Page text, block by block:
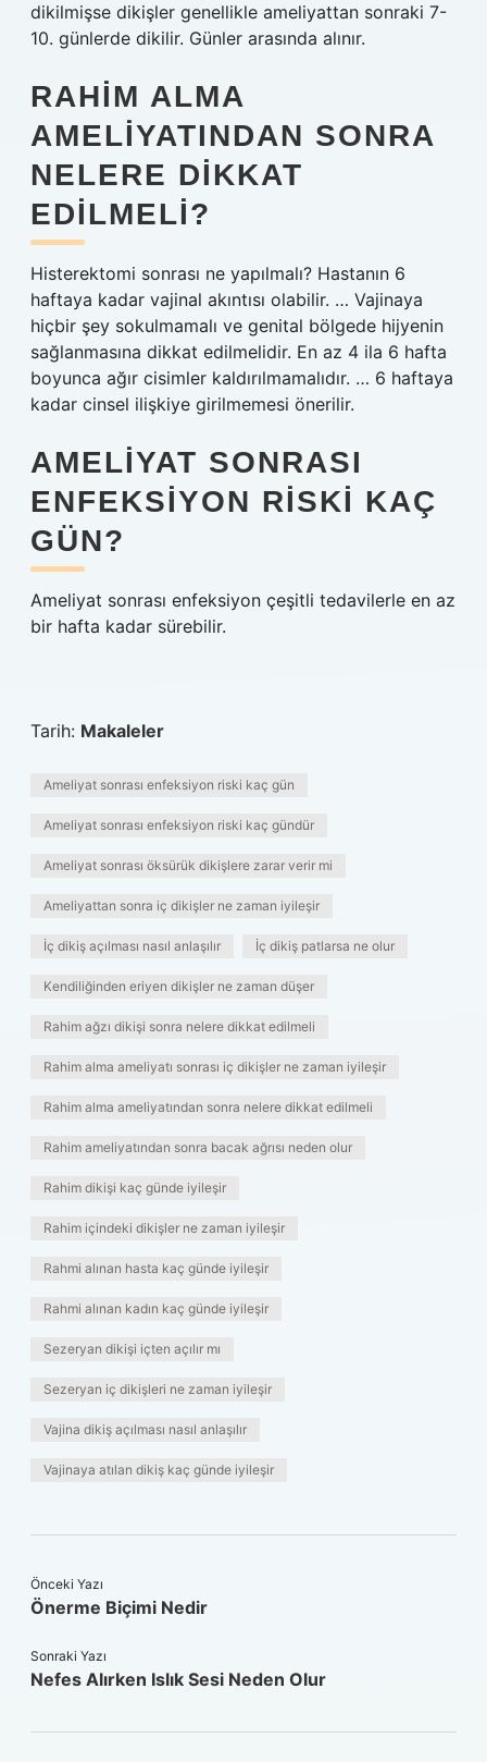
dikilmişse dikişler genellikle ameliyattan sonraki 7-
10. günlerde dikilir. Günler arasında alınır.
RAHIM ALMA
AMELIYATINDAN SONRA
NELERE DIKKAT
EDILMELI?
Histerektomi sonrası ne yapılmalı? Hastanın 6
haftaya kadar vajinal akıntısı olabilir. … Vajinaya
hiçbir şey sokulmamalı ve genital bölgede hijyenin
sağlanmasına dikkat edilmelidir. En az 4 ila 6 hafta
boyunca ağır cisimler kaldırılmamalıdır. … 6 haftaya
kadar cinsel ilişkiye girilmemesi önerilir.
AMELIYAT SONRASI
ENFEKSIYON RISKI KAÇ
GÜN?
Ameliyat sonrası enfeksiyon çeşitli tedavilerle en az
bir hafta kadar sürebilir.
Tarih: Makaleler
Ameliyat sonrası enfeksiyon riski kaç gün
Ameliyat sonrası enfeksiyon riski kaç gündür
Ameliyat sonrası öksürük dikişlere zarar verir mi
Ameliyattan sonra iç dikişler ne zaman iyileşir
İç dikiş açılması nasıl anlaşılır İç dikiş patlarsa ne olur
Kendiliğinden eriyen dikişler ne zaman düşer
Rahim ağzı dikişi sonra nelere dikkat edilmeli
Rahim alma ameliyatı sonrası iç dikişler ne zaman iyileşir
Rahim alma ameliyatından sonra nelere dikkat edilmeli
Rahim ameliyatından sonra bacak ağrısı neden olur
Rahim dikişi kaç günde iyileşir
Rahim içindeki dikişler ne zaman iyileşir
Rahmi alınan hasta kaç günde iyileşir
Rahmi alınan kadın kaç günde iyileşir
Sezeryan dikişi içten açılır mı
Sezeryan iç dikişleri ne zaman iyileşir
Vajina dikiş açılması nasıl anlaşılır
Vajinaya atılan dikiş kaç günde iyileşir
Önceki Yazı
Önerme Biçimi Nedir
Sonraki Yazı
Nefes Alırken Islık Sesi Neden Olur